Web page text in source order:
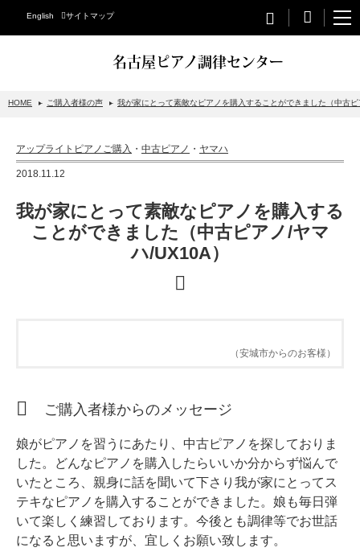
English サイトマップ
名古屋ピアノ調律センター
スタインウェイについて
アップライトピアノ
中古ピアノ
HOME ご購入者様の声 我が家にとって素敵なピアノを購入することができました（中古
アップライトピアノご購入 ・ 中古ピアノ ・ ヤマハ
2018.11.12
我が家にとって素敵なピアノを購入する
ことができました（中古ピアノ/ヤマ
ハ/UX10A）
（安城市からのお客様）
ご購入者様からのメッセージ
娘がピアノを習うにあたり、中古ピアノを探しておりま
した。どんなピアノを購入したらいいか分からず悩んで
いたところ、親身に話を聞いて下さり我が家にとってス
テキなピアノを購入することができました。娘も毎日弾
いて楽しく練習しております。今後とも調律等でお世話
になると思いますが、宜しくお願い致します。